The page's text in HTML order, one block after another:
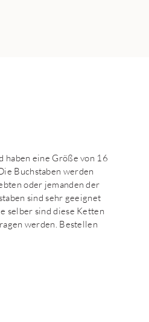
haben eine Größe von 16
Buchstaben werden
oder jemanden der
sind sehr geeignet
selber sind diese Ketten
werden. Bestellen